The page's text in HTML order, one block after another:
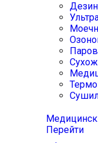
Перейти